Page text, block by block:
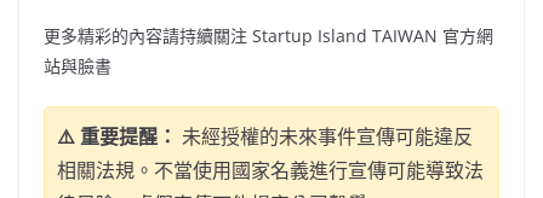
更多精彩的內容請持續關注 Startup Island TAIWAN 官方網
站與臉書
⚠️ 重要提醒： 未經授權的未來事件宣傳可能違反
相關法規。不當使用國家名義進行宣傳可能導致法